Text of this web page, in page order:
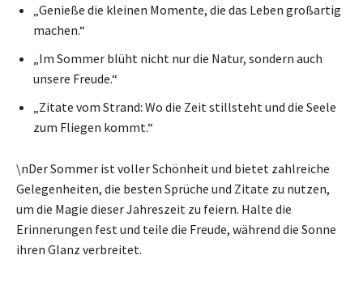
„Genieße die kleinen Momente, die das Leben großartig
machen.“
„Im Sommer blüht nicht nur die Natur, sondern auch
unsere Freude.“
„Zitate vom Strand: Wo die Zeit stillsteht und die Seele
zum Fliegen kommt.“
\nDer Sommer ist voller Schönheit und bietet zahlreiche
Gelegenheiten, die besten Sprüche und Zitate zu nutzen,
um die Magie dieser Jahreszeit zu feiern. Halte die
Erinnerungen fest und teile die Freude, während die Sonne
ihren Glanz verbreitet.